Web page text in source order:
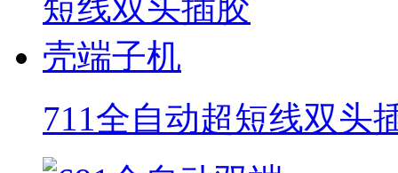
711全自动超短线双头